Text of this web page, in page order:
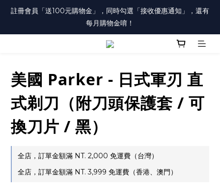
註冊會員「送100元購物金」，同時勾選「接收優惠通知」，還有
每月購物金唷！
註冊會員「送100元購物金」，同時勾選「接收優惠通知」，還有
每月購物金唷！
已註冊之會員，在會員中心勾選「訂閱電郵」，才會收到每月購物
註冊會員「送100元購物金」，同時勾選「接收優惠通知」，還有
美國 Parker - 日式軍刃 直
式剃刀（附刀頭保護套 / 可
換刀片 / 黑）
全店，訂單金額滿 NT. 2,000 免運費（台灣）
全店，訂單金額滿 NT. 3,999 免運費（香港、澳門）